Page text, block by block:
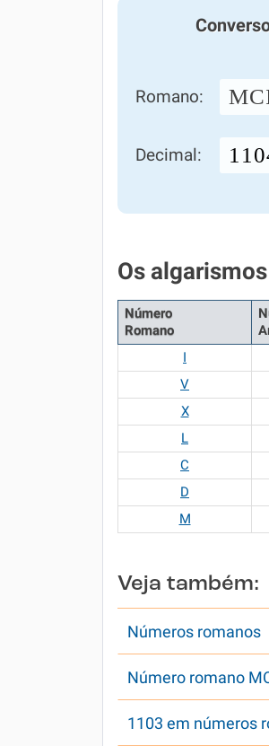
Romano:
Decimal:
Os
Número
Romano
I
V
X
L
C
D
M
Veja também:
Números romanos
Número romano
1103 em números